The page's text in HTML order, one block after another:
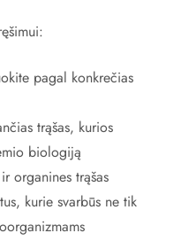
pagal konkrečias
trąšas, kurios
biologiją
organines trąšas
kurie svarbūs ne tik